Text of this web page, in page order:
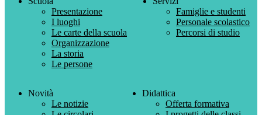
Presentazione
I luoghi
Le carte della scuola
Organizzazione
La storia
Le persone
Famiglie e studenti
Personale scolastico
Percorsi di studio
Novità
Le notizie
Didattica
Offerta formativa